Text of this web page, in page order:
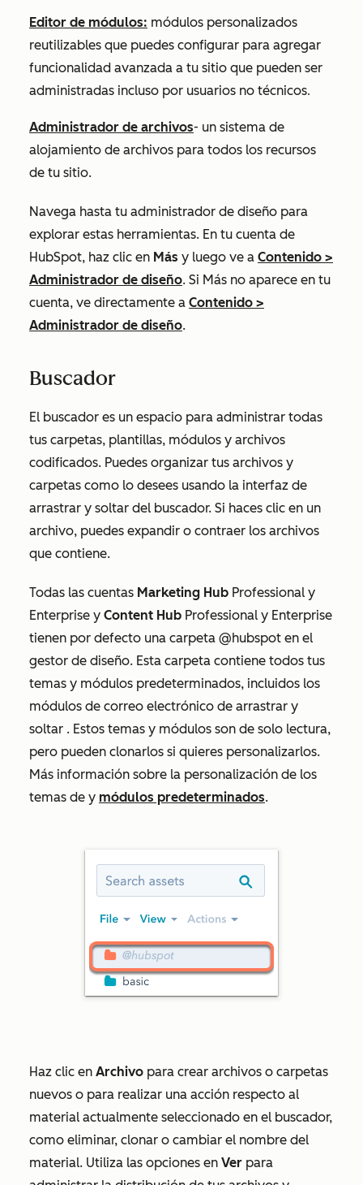
Editor de módulos: módulos personalizados
reutilizables que puedes configurar para agregar
funcionalidad avanzada a tu sitio que pueden ser
administradas incluso por usuarios no técnicos.
Administrador de archivos- un sistema de
alojamiento de archivos para todos los recursos
de tu sitio.
Navega hasta tu administrador de diseño para
explorar estas herramientas. En tu cuenta de
HubSpot, haz clic en Más y luego ve a Contenido >
Administrador de diseño. Si Más no aparece en tu
cuenta, ve directamente a Contenido >
Administrador de diseño.
Buscador
El buscador es un espacio para administrar todas
tus carpetas, plantillas, módulos y archivos
codificados. Puedes organizar tus archivos y
carpetas como lo desees usando la interfaz de
arrastrar y soltar del buscador. Si haces clic en un
archivo, puedes expandir o contraer los archivos
que contiene.
Todas las cuentas Marketing Hub Professional y
Enterprise y Content Hub Professional y Enterprise
tienen por defecto una carpeta @hubspot en el
gestor de diseño. Esta carpeta contiene todos tus
temas y módulos predeterminados, incluidos los
módulos de correo electrónico de arrastrar y
soltar . Estos temas y módulos son de solo lectura,
pero pueden clonarlos si quieres personalizarlos.
Más información sobre la personalización de los
temas de y módulos predeterminados.
Haz clic en Archivo para crear archivos o carpetas
nuevos o para realizar una acción respecto al
material actualmente seleccionado en el buscador,
como eliminar, clonar o cambiar el nombre del
material. Utiliza las opciones en Ver para